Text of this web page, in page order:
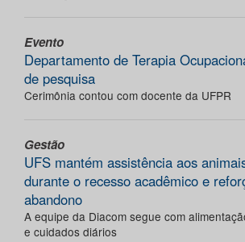
Evento
Departamento de Terapia
de pesquisa
Cerimônia contou com docente da UFPR
Gestão
UFS mantém assistência aos
durante o recesso acadêmico e
abandono
A equipe da Diacom segue com
e cuidados diários